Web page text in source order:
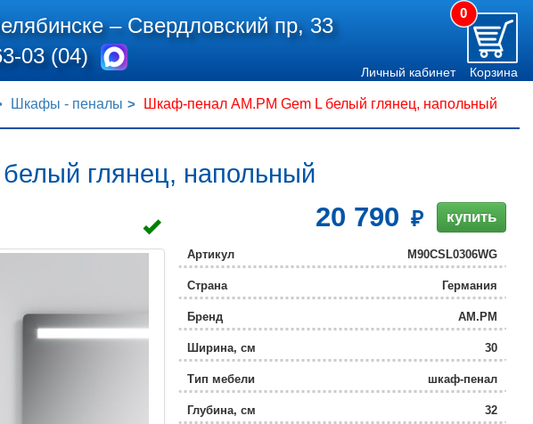
–Свердловский пр, 33
03 (04)
0
Личный кабинет Корзина
Шкафы - пеналы Шкаф-пенал AM.PM Gem L белый глянец, напольный
глянец, напольный
20 790 купить
Артикул M90CSL0306WG
Страна Германия
Бренд AM.PM
Ширина, см 30
Тип мебели шкаф-пенал
Глубина, см 32